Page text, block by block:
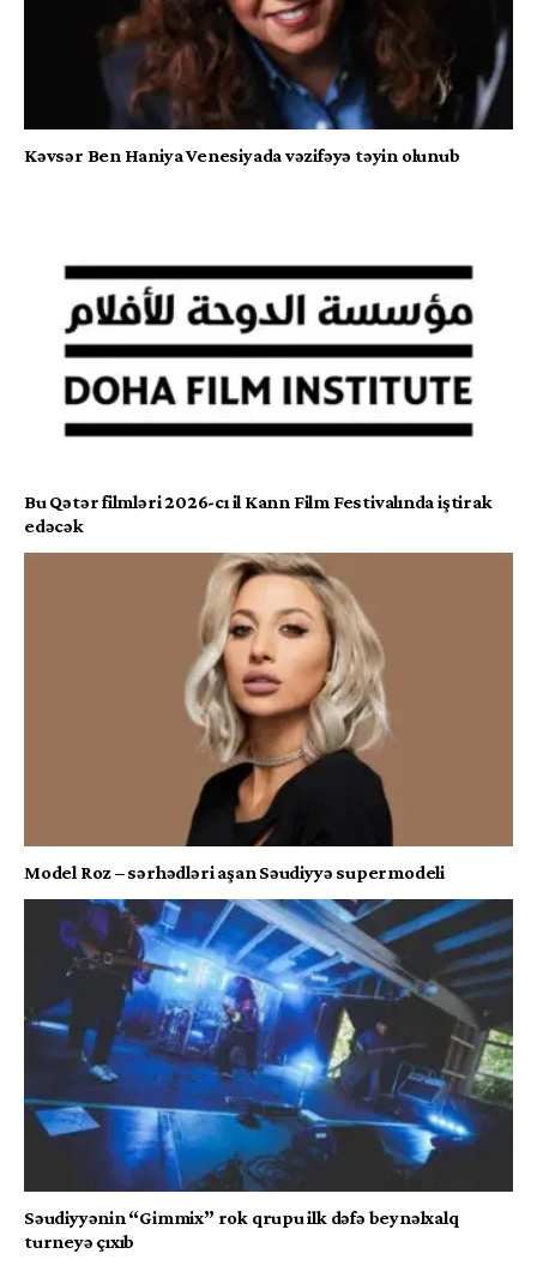
Kəvsər Ben Haniya Venesiyada vəzifəyə təyin olunub
Bu Qətər filmləri 2026-cı il Kann Film Festivalında iştirak
edəcək
Model Roz – sərhədləri aşan Səudiyyə supermodeli
Səudiyyənin “Gimmix” rok qrupu ilk dəfə beynəlxalq
turneyə çıxıb